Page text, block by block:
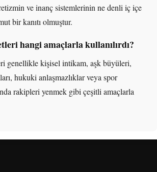
ve inanç sistemlerinin ne denli iç içe
bir kanıtı olmuştur.
hangi amaçlarla kullanılırdı?
genellikle kişisel intikam, aşk büyüleri,
hukuki anlaşmazlıklar veya spor
rakipleri yenmek gibi çeşitli amaçlarla